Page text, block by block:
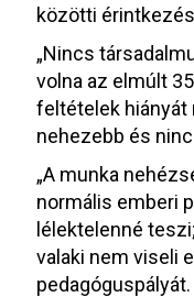
közötti
„Nincs
volna az elmúlt
feltételek hiányát
nehezebb és
„A munka
normális emberi
lélektelenné
valaki nem viseli